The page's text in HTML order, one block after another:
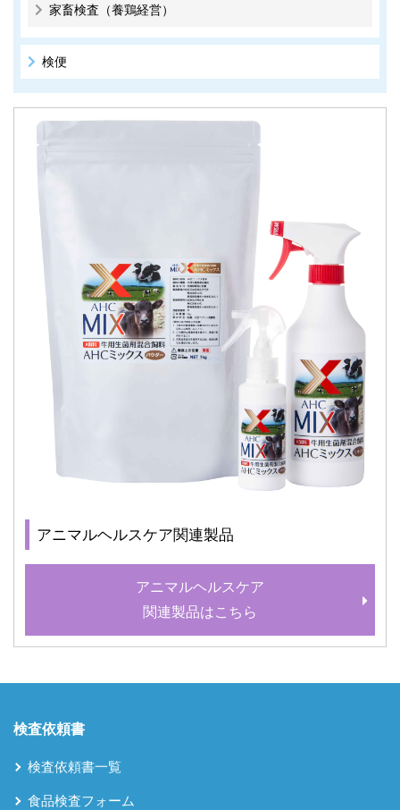
家畜検査（養鶏経営）
検便
アニマルヘルスケア関連製品
アニマルヘルスケア
関連製品はこちら
検査依頼書
検査依頼書一覧
食品検査フォーム